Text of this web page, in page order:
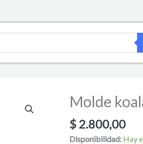
Molde
$2.800,00
Disponibilidad: Hay
Molde
koala
x4
cantidad